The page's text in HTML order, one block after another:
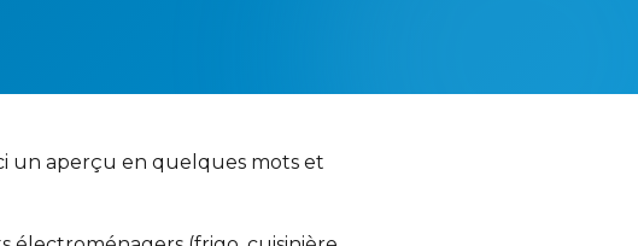
un aperçu en quelques mots et